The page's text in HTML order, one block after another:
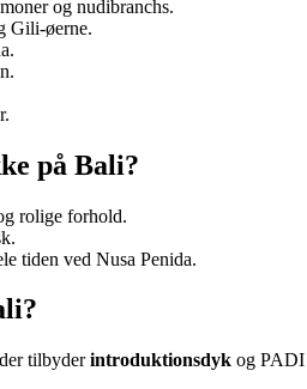
og nudibranchs.
Gili-øerne.
på Bali?
rolige forhold.
tiden ved Nusa Penida.
tilbyderintroduktionsdyk og PADI